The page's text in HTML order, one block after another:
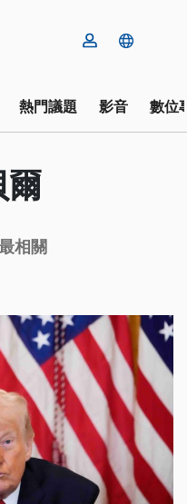
熱門議題 影音 數位
爾
相關